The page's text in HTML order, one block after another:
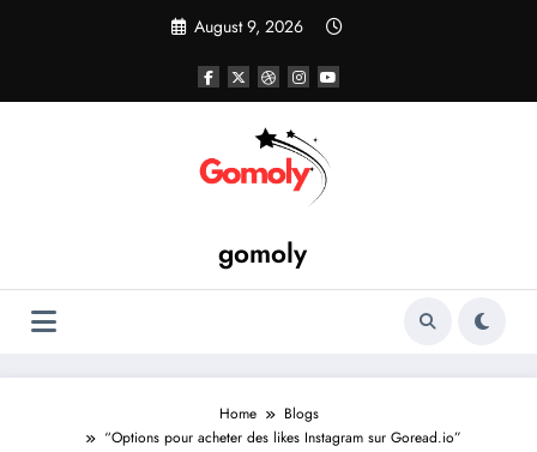
August 9, 2026
gomoly
Home
Blogs
“Options pour acheter des likes Instagram sur Goread.io”